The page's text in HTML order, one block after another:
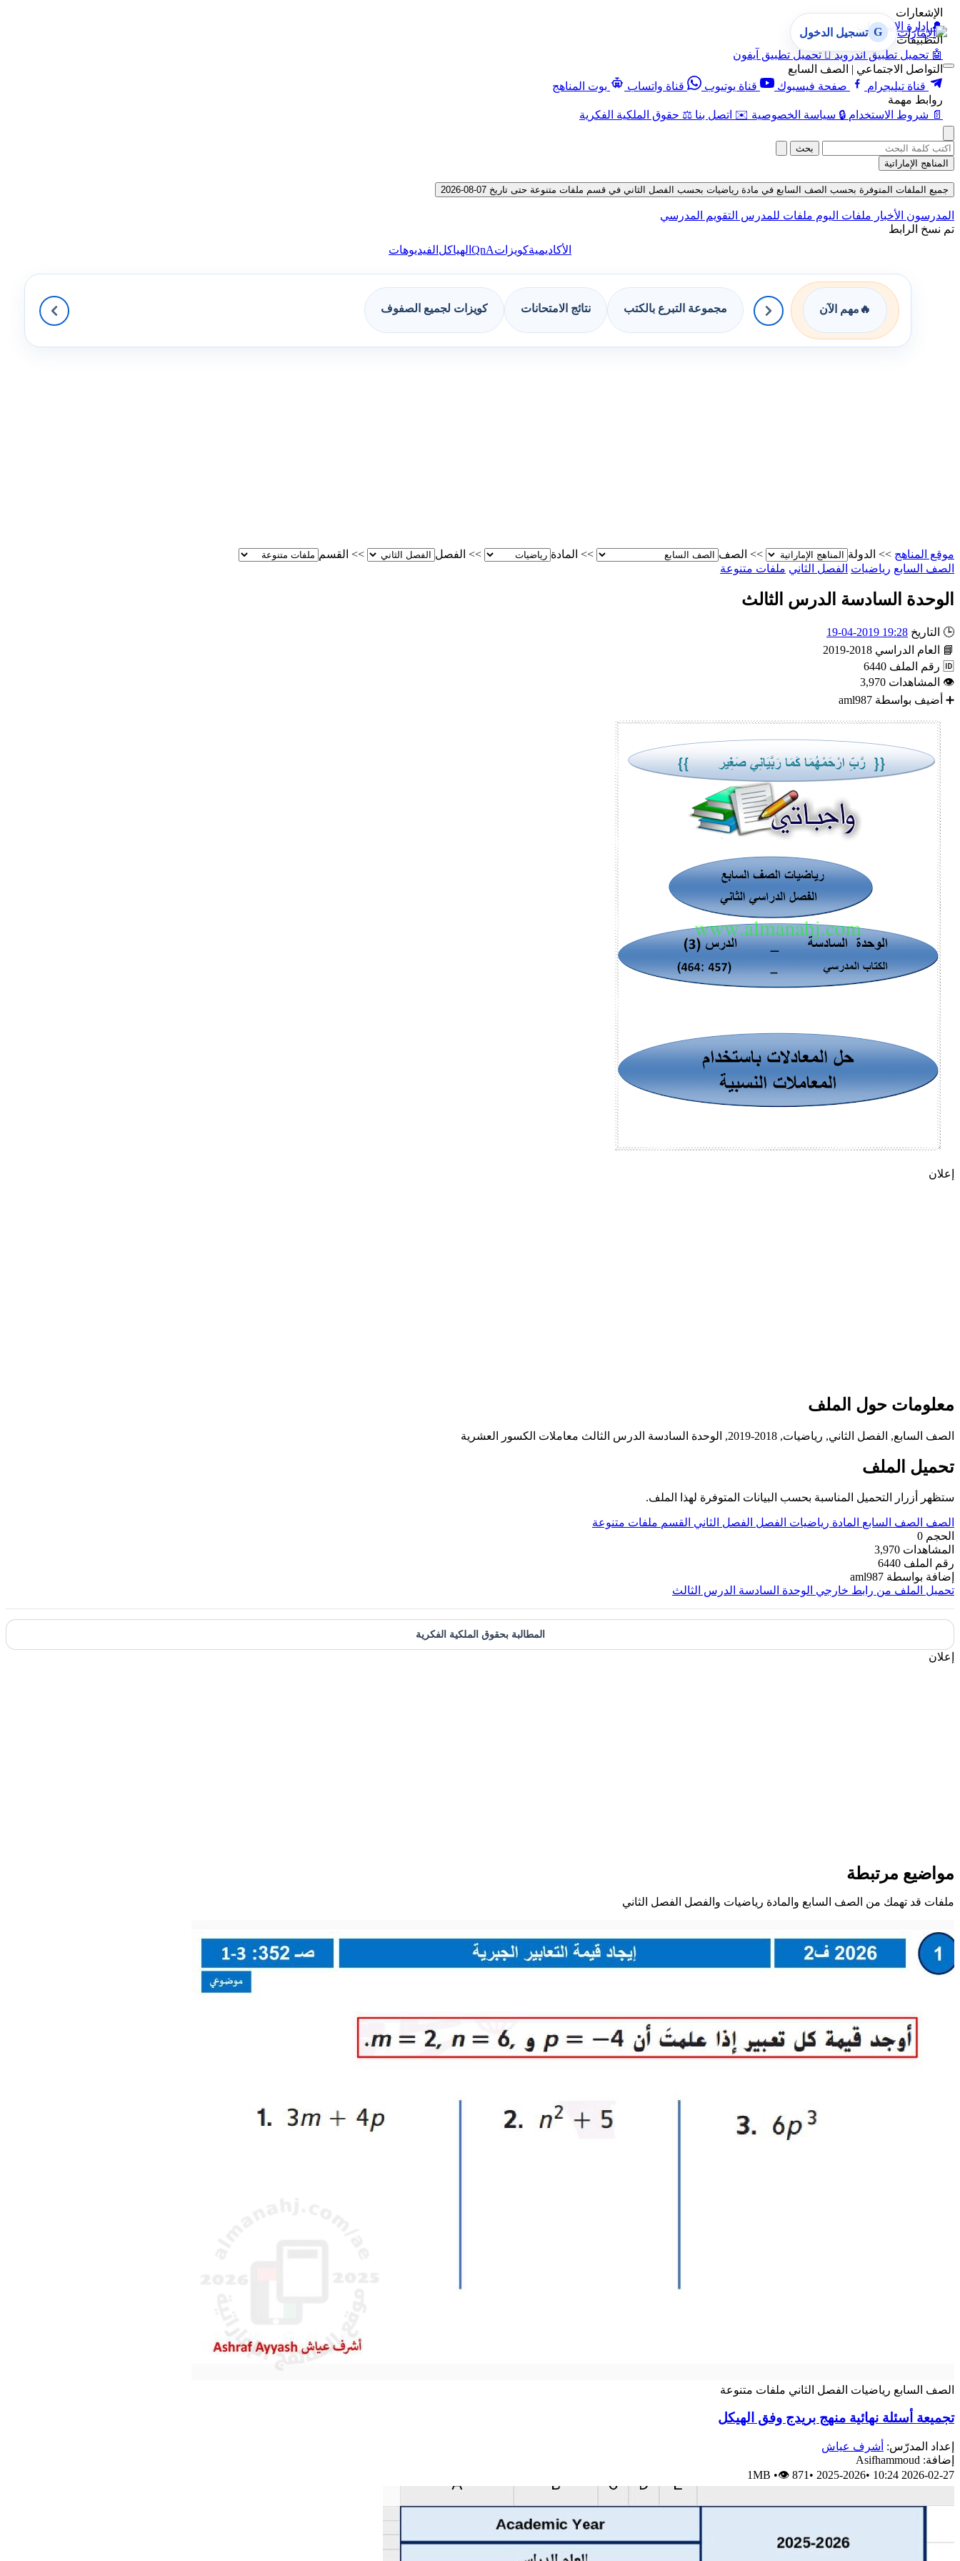
الإشعارات
🔔 إدارة الإشعارات
التطبيقات
🤖 تحميل تطبيق أندرويد  تحميل تطبيق آيفون
التواصل الاجتماعي | الصف السابع
قناة تيليجرام
صفحة فيسبوك قناة يوتيوب قناة واتساب
بوت المناهج
روابط مهمة
📄 شروط الاستخدام 🔒 سياسة الخصوصية ✉️ اتصل بنا ⚖️ حقوق الملكية الفكرية
G تسجيل الدخول
بحث
المناهج الإماراتية
جميع الملفات المتوفرة بحسب الصف السابع في مادة رياضيات بحسب الفصل الثاني في قسم ملفات متنوعة حتى تاريخ 07-08-2026
المدرسون الأخبار ملفات اليوم ملفات للمدرس التقويم المدرسي
تم نسخ الرابط
الأكاديميةكويزاتQnA الهياكل الفيديوهات
🔥 مهم الآن مجموعة التبرع بالكتب نتائج الامتحانات كويزات لجميع الصفوف
موقع المناهج >> الدولة >> الصف >> المادة >> الفصل >> القسم
الصف السابع رياضيات الفصل الثاني ملفات متنوعة
الوحدة السادسة الدرس الثالث
🕒 التاريخ 19:28 2019-04-19
📘
العام الدراسي 2018-2019
🆔 رقم الملف 6440
👁 المشاهدات 3,970
➕ أضيف بواسطة aml987
إعلان
معلومات حول الملف
الصف السابع, الفصل الثاني, رياضيات, 2018-2019, الوحدة السادسة الدرس الثالث معاملات الكسور العشرية
تحميل الملف
ستظهر أزرار التحميل المناسبة بحسب البيانات المتوفرة لهذا الملف.
الصف الصف السابع المادة رياضيات الفصل الفصل الثاني القسم ملفات متنوعة
الحجم 0
المشاهدات 3,970
رقم الملف 6440
إضافة بواسطة aml987
تحميل الملف من رابط خارجي الوحدة السادسة الدرس الثالث
المطالبة بحقوق الملكية الفكرية
إعلان
مواضيع مرتبطة
ملفات قد تهمك من الصف السابع والمادة رياضيات والفصل الفصل الثاني
الصف السابع رياضيات الفصل الثاني ملفات متنوعة
تجميعة أسئلة نهائية منهج بريدج وفق الهيكل
إعداد المدرّس: أشرف عياش
إضافة: Asifhammoud
2026-02-27 10:24
•
2025-2026
•
1MB •👁 871